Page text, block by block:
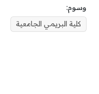
وسوم:
كلية البريمي الجامعية